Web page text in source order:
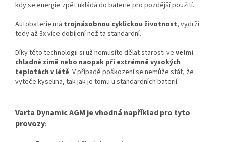
kdy se energie zpět ukládá do baterie pro pozdější použití.
Autobaterie má trojnásobnou cyklickou životnost, vydrží
tedy až 3x více dobíjení než ta standardní.
Díky této technologii si už nemusíte dělat starosti ve velmi
chladné zimě nebo naopak při extrémně vysokých
teplotách v létě. V případě poškození se nemůže stát, že
vyteče kyselina, tak jak je tomu u standardních baterií.
Varta Dynamic AGM je vhodná například pro tyto
provozy: